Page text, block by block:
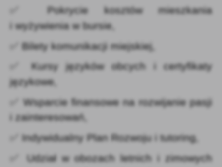
✅ Pokrycie kosztów mieszkania
i wyżywienia w bursie,
✅ Bilety komunikacji miejskiej,
✅ Kursy języków obcych i certyfikaty
językowe,
✅ Wsparcie finansowe na rozwijanie pasji
i zainteresowań,
✅ Indywidualny Plan Rozwoju i tutoring,
✅ Udział w obozach letnich i zimowych